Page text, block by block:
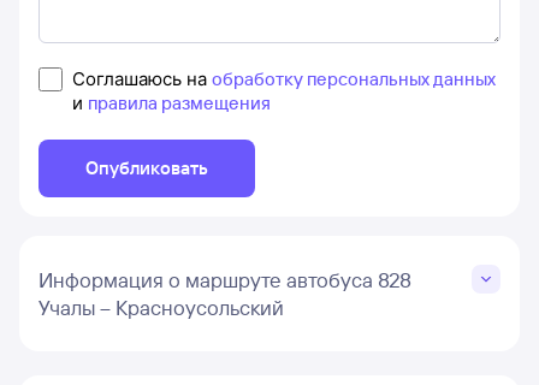
Соглашаюсь на обработку персональных данных
и правила размещения
Опубликовать
Информация о маршруте автобуса 828
Учалы – Красноусольский